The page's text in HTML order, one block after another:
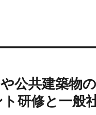
公共建築物
研修と一般